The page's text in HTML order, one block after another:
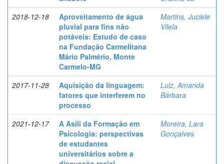
2018-12-18
Aproveitamento de água
pluvial para fins não
potáveis: Estudo de caso
na Fundação Carmelitana
Mário Palmério, Monte
Carmelo-MG
Martins, Juciele
Vilela
2017-11-28
Aquisição da linguagem:
fatores que interferem no
processo
Luiz, Amanda
Bárbara
2021-12-17
A Asili da Formação em
Psicologia: perspectivas
de estudantes
universitários sobre a
Moreira, Lara
Gonçalves